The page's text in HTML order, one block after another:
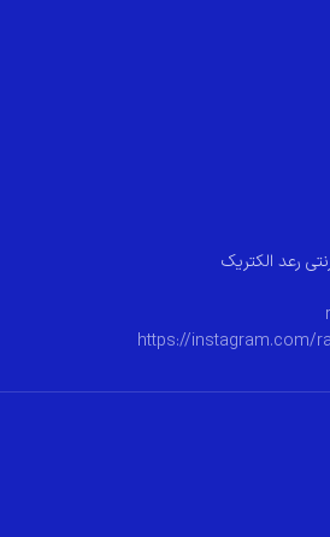
رعد الکتریک
https://instagram.com/